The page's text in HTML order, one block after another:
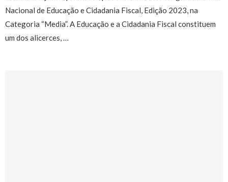
Nacional de Educação e Cidadania Fiscal, Edição 2023, na
Categoria “Media”. A Educação e a Cidadania Fiscal constituem
um dos alicerces, …